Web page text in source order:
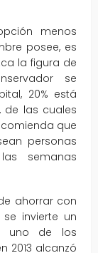
menos
posee, es
la figura de
se
20% está
de las cuales
que
personas
semanas
ahorrar con
invierte un
uno de los
2013 alcanzó